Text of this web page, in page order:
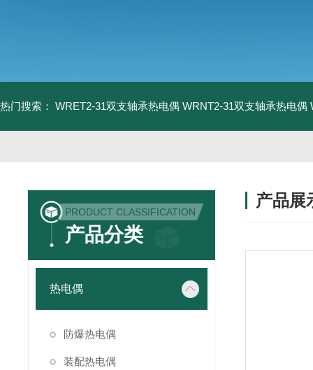
热门搜索： WRET2-31双支轴承热电偶 WRNT2-31双支轴承热电偶
PRODUCT CLASSIFICATION
产品分类
热电偶
防爆热电偶
装配热电偶
产品展